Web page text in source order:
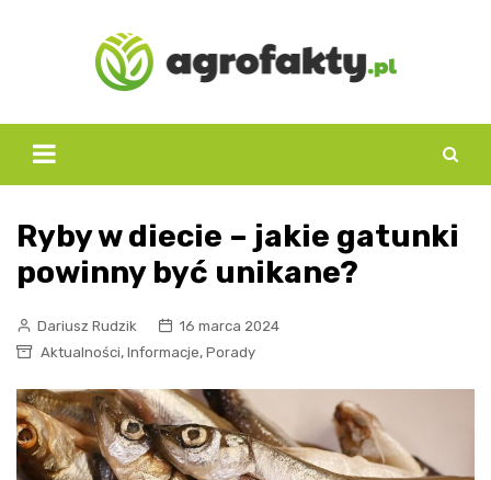
Ryby w diecie – jakie gatunki
powinny być unikane?
Dariusz Rudzik
16 marca 2024
Aktualności, Informacje, Porady